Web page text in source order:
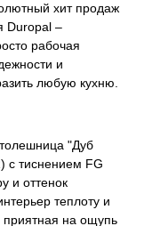
хит продаж
Duropal –
рабочая
и
любую кухню.
"Дуб
с тиснением FG
и оттенок
теплоту и
приятная на ощупь